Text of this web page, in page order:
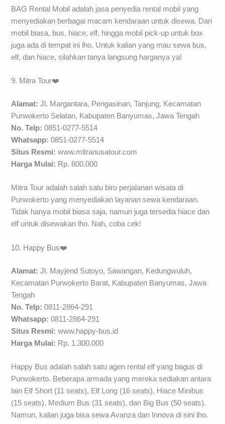
BAG Rental Mobil adalah jasa penyedia rental mobil yang
menyediakan berbagai macam kendaraan untuk disewa. Dari
mobil biasa, bus, hiace, elf, hingga mobil pick-up untuk box
juga ada di tempat ini lho. Untuk kalian yang mau sewa bus,
elf, dan hiace, silahkan tanya langsung harganya ya!
9. Mitra Tour❤️
Alamat:Jl. Margantara, Pengasinan, Tanjung, Kecamatan
Purwokerto Selatan, Kabupaten Banyumas, Jawa Tengah
No. Telp:0851-0277-5514
Whatsapp:0851-0277-5514
Situs Resmi:www.mitranusatour.com
Harga Mulai: Rp. 800.000
Mitra Tour adalah salah satu biro perjalanan wisata di
Purwokerto yang menyediakan layanan sewa kendaraan.
Tidak hanya mobil biasa saja, namun juga tersedia hiace dan
elf untuk disewakan lho. Nah, coba cek!
10. Happy Bus❤️
Alamat:Jl. Mayjend Sutoyo, Sawangan, Kedungwuluh,
Kecamatan Purwokerto Barat, Kabupaten Banyumas, Jawa
Tengah
No. Telp:0811-2864-291
Whatsapp:0811-2864-291
Situs Resmi:www.happy-bus.id
Harga Mulai: Rp. 1.300.000
Happy Bus adalah salah satu agen rental elf yang bagus di
Purwokerto. Beberapa armada yang mereka sediakan antara
lain Elf Short (11 seats), Elf Long (16 seats), Hiace Minibus
(15 seats), Medium Bus (31 seats), dan Big Bus (50 seats).
Namun, kalian juga bisa sewa Avanza dan Innova di sini lho.